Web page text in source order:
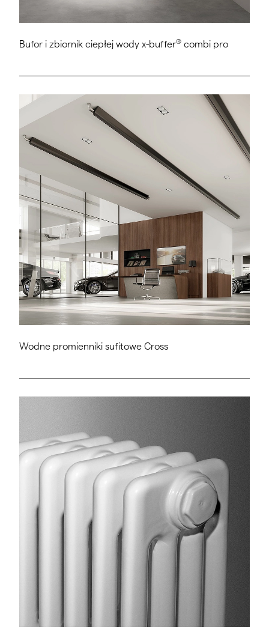
Bufor i zbiornik ciepłej wody x-buffer® combi pro
Wodne promienniki sufitowe Cross